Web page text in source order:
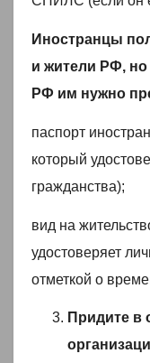
Иностранцы
и жители РФ, но
РФ им нужно
паспорт
который
гражданства);
вид на
удостоверяет
отметкой о
Придите в